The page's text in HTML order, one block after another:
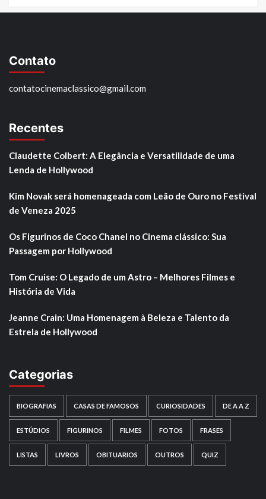
Contato
contatocinemaclassico@gmail.com
Recentes
Claudette Colbert: A Elegância e Versatilidade de uma
Lenda de Hollywood
Kim Novak será homenageada com Leão de Ouro no Festival
de Veneza 2025
Os Figurinos de Coco Chanel no Cinema clássico: Sua
Passagem por Hollywood
Tom Cruise: O Legado de um Astro – Melhores Filmes e
História de Vida
Jeanne Crain: Uma Homenagem à Beleza e Talento da
Estrela de Hollywood
Categorias
BIOGRAFIAS CASAS DE FAMOSOS CURIOSIDADES DE A A Z
ESTÚDIOS FIGURINOS FILMES FOTOS FRASES
LISTAS LIVROS OBITUARIOS OUTROS QUIZ